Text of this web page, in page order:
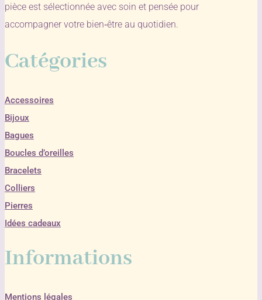
pièce est sélectionnée avec soin et pensée pour
accompagner votre bien‑être au quotidien.
Catégories
Accessoires
Bijoux
Bagues
Boucles d’oreilles
Bracelets
Colliers
Pierres
Idées cadeaux
Informations
Mentions légales